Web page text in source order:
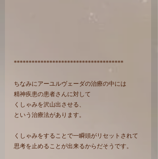
*************************************
ちなみにアーユルヴェーダの治療の中には
精神疾患の患者さんに対して
くしゃみを沢山出させる、
という治療法があります。
くしゃみをすることで一瞬頭がリセットされて
思考を止めることが出来るからだそうです。